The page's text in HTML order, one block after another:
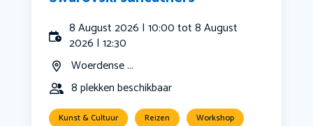
8 August 2026 | 10:00 tot 8 August
2026 | 12:30
Woerdense ...
8 plekken beschikbaar
Kunst & Cultuur Reizen Workshop